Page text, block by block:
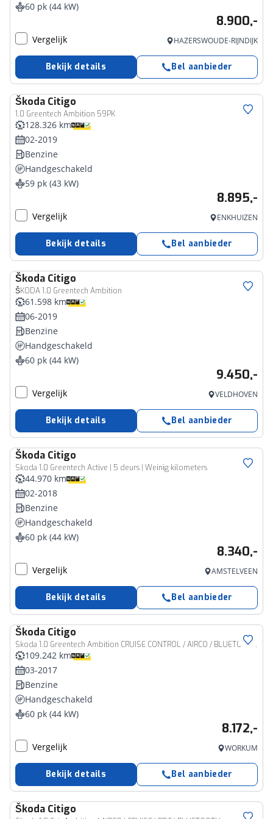
60 pk (44 kW)
8.900,-
Vergelijk HAZERSWOUDE-RIJNDIJK
Bekijk details Bel aanbieder
Škoda Citigo
1.0 Greentech Ambition 59PK
128.326 km
02-2019
Benzine
Handgeschakeld
59 pk (43 kW)
8.895,-
Vergelijk ENKHUIZEN
Bekijk details Bel aanbieder
Škoda Citigo
ŠKODA 1.0 Greentech Ambition
61.598 km
06-2019
Benzine
Handgeschakeld
60 pk (44 kW)
9.450,-
Vergelijk VELDHOVEN
Bekijk details Bel aanbieder
Škoda Citigo
Skoda 1.0 Greentech Active | 5 deurs | Weinig kilometers
44.970 km
02-2018
Benzine
Handgeschakeld
60 pk (44 kW)
8.340,-
Vergelijk AMSTELVEEN
Bekijk details Bel aanbieder
Škoda Citigo
Skoda 1.0 Greentech Ambition CRUISE CONTROL / AIRCO / BLUETOOTH / ELEK RAMEN / NL-AUTO
109.242 km
03-2017
Benzine
Handgeschakeld
60 pk (44 kW)
8.172,-
Vergelijk WORKUM
Bekijk details Bel aanbieder
Škoda Citigo